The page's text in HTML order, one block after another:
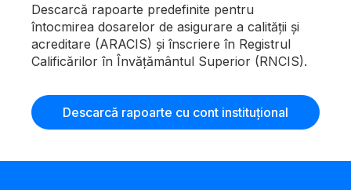
Descarcă rapoarte predefinite pentru
întocmirea dosarelor de asigurare a calității și
acreditare (ARACIS) și înscriere în Registrul
Calificărilor în Învățământul Superior (RNCIS).
Descarcă rapoarte cu cont instituțional